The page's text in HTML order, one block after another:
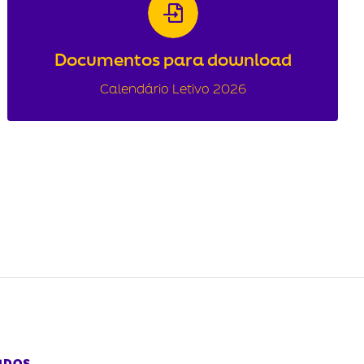
Documentos para download
Calendário Letivo 2026
Calendário Letivo 2026
DOWNLOAD